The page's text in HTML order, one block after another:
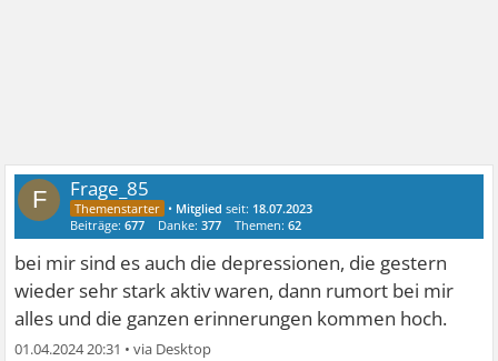
F Frage_85
• Mitglied seit: 18.07.2023
Beiträge:677 Danke:377 Themen:62
bei mir sind es auch die depressionen, die gestern
wieder sehr stark aktiv waren, dann rumort bei mir
alles und die ganzen erinnerungen kommen hoch.
01.04.2024 20:31 •